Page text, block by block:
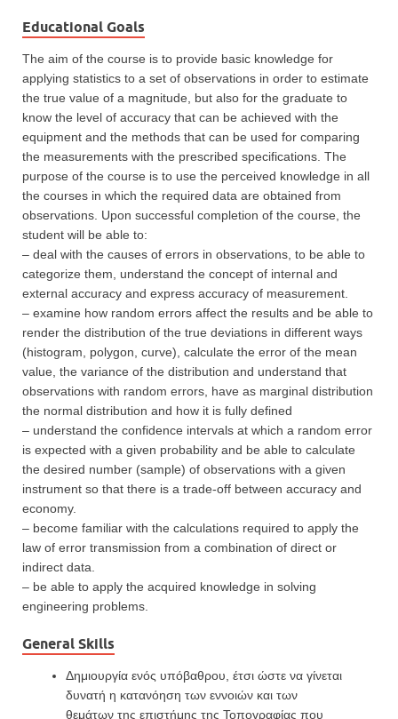
Educational Goals
The aim of the course is to provide basic knowledge for
applying statistics to a set of observations in order to estimate
the true value of a magnitude, but also for the graduate to
know the level of accuracy that can be achieved with the
equipment and the methods that can be used for comparing
the measurements with the prescribed specifications. The
purpose of the course is to use the perceived knowledge in all
the courses in which the required data are obtained from
observations. Upon successful completion of the course, the
student will be able to:
– deal with the causes of errors in observations, to be able to
categorize them, understand the concept of internal and
external accuracy and express accuracy of measurement.
– examine how random errors affect the results and be able to
render the distribution of the true deviations in different ways
(histogram, polygon, curve), calculate the error of the mean
value, the variance of the distribution and understand that
observations with random errors, have as marginal distribution
the normal distribution and how it is fully defined
– understand the confidence intervals at which a random error
is expected with a given probability and be able to calculate
the desired number (sample) of observations with a given
instrument so that there is a trade-off between accuracy and
economy.
– become familiar with the calculations required to apply the
law of error transmission from a combination of direct or
indirect data.
– be able to apply the acquired knowledge in solving
engineering problems.
General Skills
Δημιουργία ενός υπόβαθρου, έτσι ώστε να γίνεται
δυνατή η κατανόηση των εννοιών και των
θεμάτων της επιστήμης της Τοπογραφίας που